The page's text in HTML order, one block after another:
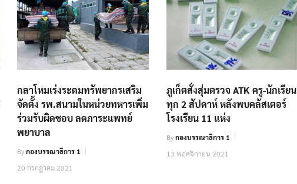
กลาโหมเร่งระดมทรัพยากรเสริม
จัดตั้ง รพ.สนามในหน่วยทหารเพิ่ม
ร่วมรับผิดชอบ ลดภาระแพทย์
พยาบาล
Byกองบรรณาธิการ 1
20 กรกฎาคม 2021
ภูเก็ตสั่งสุ่มตรวจ ATK ครู-นักเรียน
ทุก 2 สัปดาห์ หลังพบคลัสเตอร์
โรงเรียน 11 แห่ง
Byกองบรรณาธิการ 1
13 พฤศจิกายน 2021